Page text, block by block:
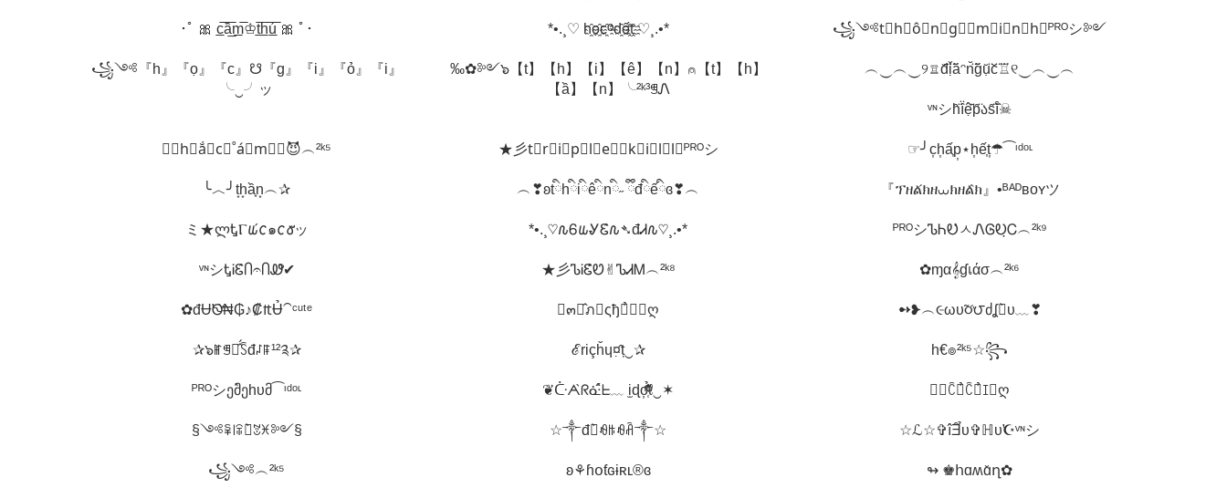
･ﾟ 🎀 c̲̅ầ̲̅m̲̅♔t̲̅h̲̅ú̲̅ 🎀 ﾟ･ *•.¸♡ h҈ọ҈c҈ⱉd҈ố҈t҈ ♡¸.•* ꧁༺t⃠h⃠ô⃠n⃠g⃠☞m⃠i⃠n⃠h⃠ᴾᴿᴼシ༻
꧁༺『h』『ọ』『c』☋『g』『i』『ỏ』『i』
╰‿╯ッ
‰✿༻๖【t】【h】【i】【ê】【n】⍝【t】【h】
【ầ】【n】╰²ᵏ³ꁅᏁ
︵‿︵‿୨♖đ̆̈ị̆̈ă̈ᵔn̆̈ğ̈ụ̆̈c̆̈♖୧‿︵‿︵
ᵛᶰシh̑̈ȋ̈ệ̑̈p̑̈ა⁩s̑̈ĩ̑̈☠
☠❦h⃗ắ⃗c⃗˚á⃗m⃗❦😈︵²ᵏ⁵ ★彡t⃖r⃖i⃖p⃖l⃖e⃖⟡k⃖i⃖l⃖l⃖ᴾᴿᴼシ ☞╯c͎h͎ấ͎p͎⋆h͎ế͎t͎☂⁀ᶦᵈᵒᶫ
╰︿╯t͙h͙ầ͙n͙︵✰ ︵❣ʚtིhིiིêིnི˶ ྀིđིếིɞ❣︵ 『ፕዘል́ክዘ⩊ክዘል̂ክ』•ᴮᴬᴰʙᴏʏツ
ミ★ლᎿⲄ𐒜́𐒨๑𐒨𐒀̛ッ *•.¸♡𐒐Ꮾ𐒜ᎽᏋ̂𐒐➴đᏗ𐒐♡¸.•* ᴾᴿᴼシᏖᏂᎧ̉ㅅᏁᎶᎧ̣Ꮯ︵²ᵏ⁹
ᵛᶰシᎿᎥᏋ̂Ⴖ𝄐ႶᏪ̛̃✔ ★彡ᏖᎥᏋ̂̉Ꮼ✌︎ᏖᏗᎷ︵²ᵏ⁸ ✿ɱα𝄞ɠเάσ︵²ᵏ⁶
✿đɄ̛Ꮻ̛̀₦₲♪₡₶Ʉ̉⁀ᶜᵘᵗᵉ ☂๓๏̂ภ♰ςђย̉❦﹏ღ ➻❥︵૯ωυ̃૦̛́౮ძʆค̀υ﹏❣
✰๖ꂵꁅꋫ̂́ꇘđ꒗ꁹ¹²༉✰ ℰriçȟɥ¤̣̂ț‿✰ h€๏²ᵏ⁵☆꧂
ᴾᴿᴼシემ̀ეhυმ⁀ᶦᵈᵒᶫ ❦ᑤᗅ̀ᖇᓎ̂́ᖶ﹏ i̫ɖo͎̜̓̇ͫ̉͊ͨ͊ℓ‿✶ ❥☪ꉓꀎ̉ꉓꍏ̉ꀤ﹏ღ
§༺ꈜ꒐ꋖ꒐̀ꃔꁝ༻§ ☆༒đꋫ̀ꆂꑛꆂꋫ༒☆ ☆ℒ☆✞îƎ̂̉υ✞ℍυ̛☪ᵛᶰシ
꧁༺︵²ᵏ⁵ ʚ⚘ɦօƭɢɨʀʟ®ɞ ↬ ♚հɑʍɑ̆ղ✿